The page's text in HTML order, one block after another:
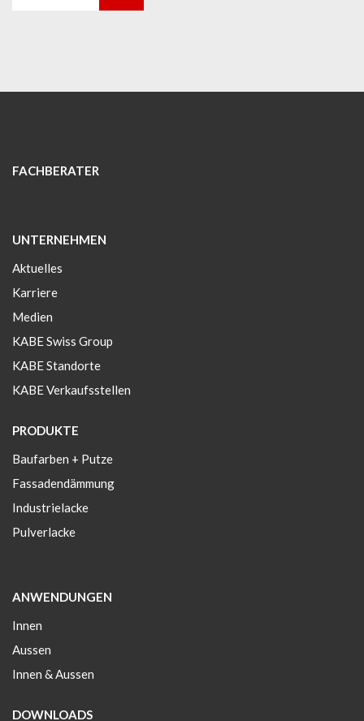
FACHBERATER
UNTERNEHMEN
Aktuelles
Karriere
Medien
KABE Swiss Group
KABE Standorte
KABE Verkaufsstellen
PRODUKTE
Baufarben + Putze
Fassadendämmung
Industrielacke
Pulverlacke
ANWENDUNGEN
Innen
Aussen
Innen & Aussen
DOWNLOADS